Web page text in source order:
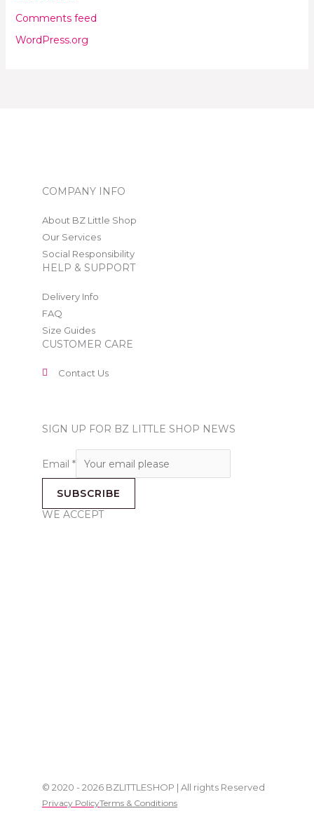
Comments feed
WordPress.org
COMPANY INFO
About BZ Little Shop
Our Services
Social Responsibility
HELP & SUPPORT
Delivery Info
FAQ
Size Guides
CUSTOMER CARE
Contact Us
SIGN UP FOR BZ LITTLE SHOP NEWS
Email *
SUBSCRIBE
WE ACCEPT
© 2020 - 2026 BZLITTLESHOP | All rights Reserved
Privacy PolicyTerms & Conditions